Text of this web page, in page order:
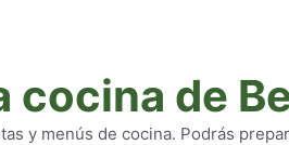
cocina de
y menús de cocina. Podrás